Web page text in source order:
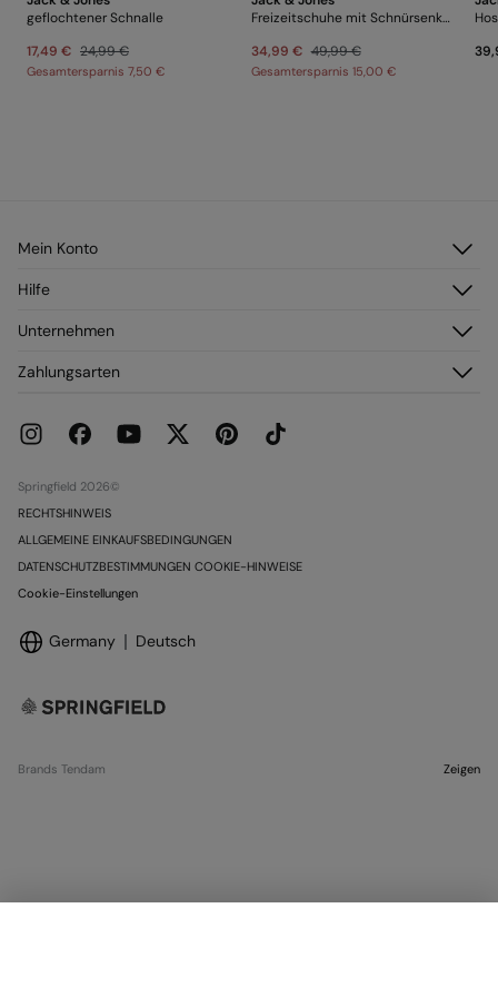
geflochtener Schnalle
17,49 € 24,99 €
Gesamtersparnis 7,50 €
Freizeitschuhe mit Schnürsenkeln
34,99 € 49,99 €
Gesamtersparnis 15,00 €
Mein Konto
Meine Adressen
Hilfe
Versand
Aktuelle Werbeaktionen
Unternehmen
Franchise
Karriere
Zahlungsarten
Springfield 2026©
RECHTSHINWEIS
ALLGEMEINE EINKAUFSBEDINGUNGEN
DATENSCHUTZBESTIMMUNGEN COOKIE-HINWEISE
Cookie-Einstellungen
Germany Deutsch
Brands Tendam Zeigen